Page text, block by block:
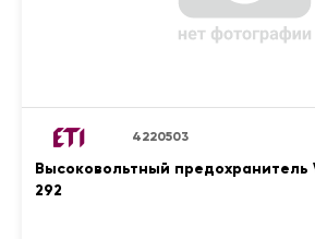
4220503
Высоковольтный предохранитель
292